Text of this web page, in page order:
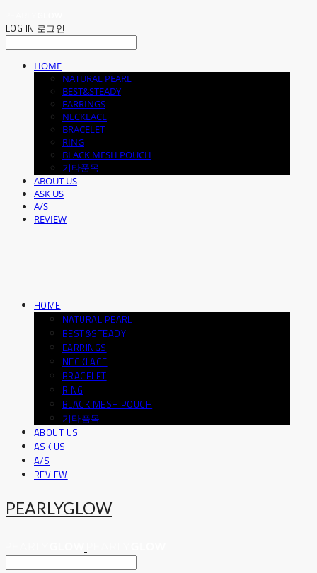
LOG IN 로그인
HOME
NATURAL PEARL
BEST&STEADY
EARRINGS
NECKLACE
BRACELET
RING
BLACK MESH POUCH
기타품목
ABOUT US
ASK US
A/S
REVIEW
HOME
NATURAL PEARL
BEST&STEADY
EARRINGS
NECKLACE
BRACELET
RING
BLACK MESH POUCH
기타품목
ABOUT US
ASK US
A/S
REVIEW
PEARLYGLOW